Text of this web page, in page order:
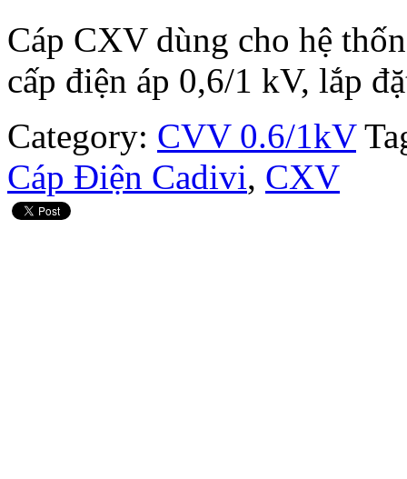
Cáp CXV dùng cho hệ
cấp điện áp 0,6/1 kV, lắp
Category: CVV 0.6/1kV
Cáp Điện Cadivi, CXV